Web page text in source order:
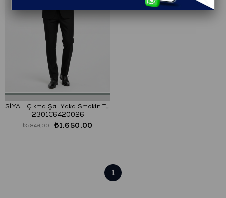
SİYAH Çıkma Şal Yaka Smokin Takım
2301C6420026
₺1.650,00
₺5.849,00
1